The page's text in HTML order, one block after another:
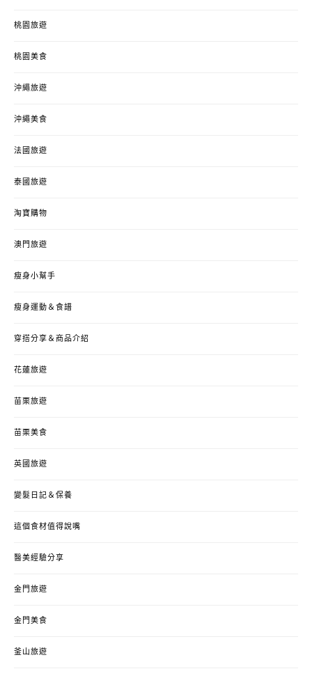
桃園旅遊
桃園美食
沖繩旅遊
沖繩美食
法國旅遊
泰國旅遊
淘寶購物
澳門旅遊
瘦身小幫手
瘦身運動＆食譜
穿搭分享＆商品介紹
花蓮旅遊
苗栗旅遊
苗栗美食
英國旅遊
變髮日記＆保養
這個食材值得說嘴
醫美經驗分享
金門旅遊
金門美食
釜山旅遊